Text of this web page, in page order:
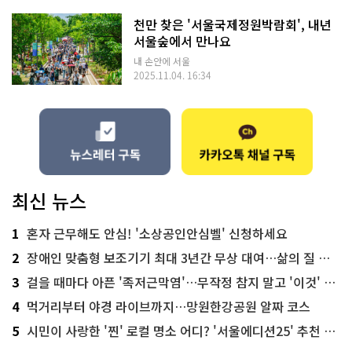
천만 찾은 '서울국제정원박람회', 내년
서울숲에서 만나요
내 손안에 서울
2025.11.04. 16:34
최신 뉴스
1 혼자 근무해도 안심! '소상공인안심벨' 신청하세요
2 장애인 맞춤형 보조기기 최대 3년간 무상 대여…삶의 질 높인다
3 걸을 때마다 아픈 '족저근막염'…무작정 참지 말고 '이것' 해보세요!
4 먹거리부터 야경 라이브까지…망원한강공원 알짜 코스
5 시민이 사랑한 '찐' 로컬 명소 어디? '서울에디션25' 추천 코스